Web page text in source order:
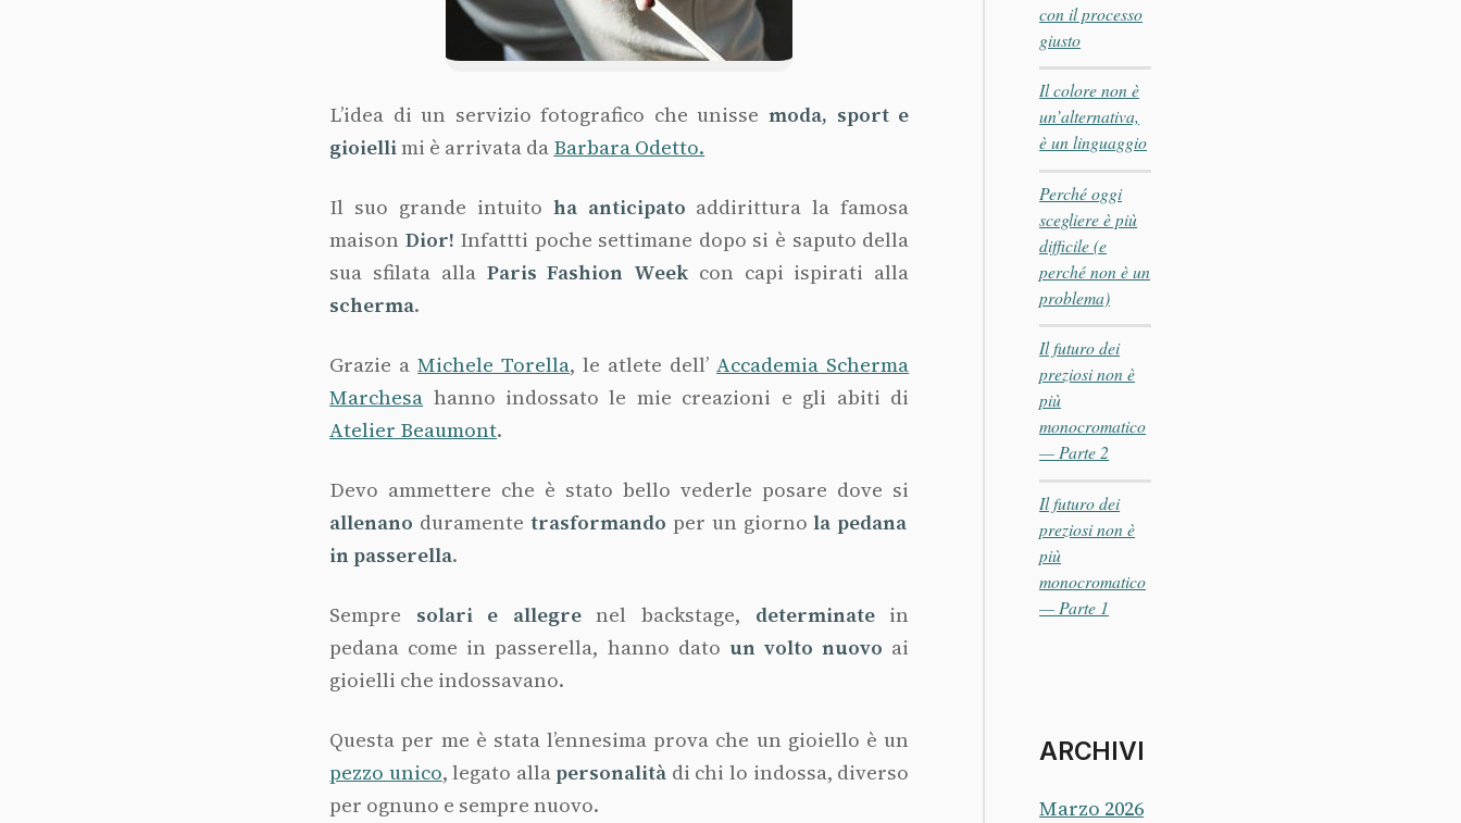
L’idea di un servizio fotografico che unisse moda, sport e
gioiellimi è arrivata da Barbara Odetto.
Il suo grande intuito ha anticipato addirittura la famosa
maison Dior! Infattti poche settimane dopo si è saputo della
sua sfilata alla Paris Fashion Week con capi ispirati alla
scherma.
Grazie aMichele Torella, le atlete dell’Accademia Scherma
Marchesa hanno indossato le mie creazioni e gli abiti di
Atelier Beaumont.
Devo ammettere che è stato bello vederle posare dove si
allenano duramente trasformando per un giornola pedana
in passerella.
Sempre solari e allegrenel backstage, determinatein
pedana come in passerella, hanno dato un volto nuovo ai
gioielli che indossavano.
Questa per me è stata l’ennesima prova che un gioiello è un
pezzo unico, legato allapersonalità di chi lo indossa, diverso
per ognuno e sempre nuovo.
con il processo
giusto
Il colore non è
un’alternativa,
è un linguaggio
Perché oggi
scegliere è più
difficile (e
perché non è un
problema)
Il futuro dei
preziosi non è
più
monocromatico
— Parte 2
Il futuro dei
preziosi non è
più
monocromatico
— Parte 1
ARCHIVI
Marzo 2026